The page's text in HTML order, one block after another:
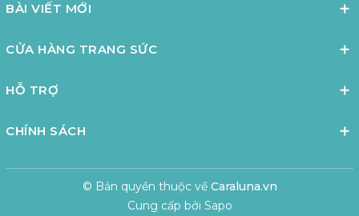
BÀI VIẾT MỚI
CỬA HÀNG TRANG SỨC
HỖ TRỢ
CHÍNH SÁCH
© Bản quyền thuộc về Caraluna.vn
Cung cấp bởi Sapo